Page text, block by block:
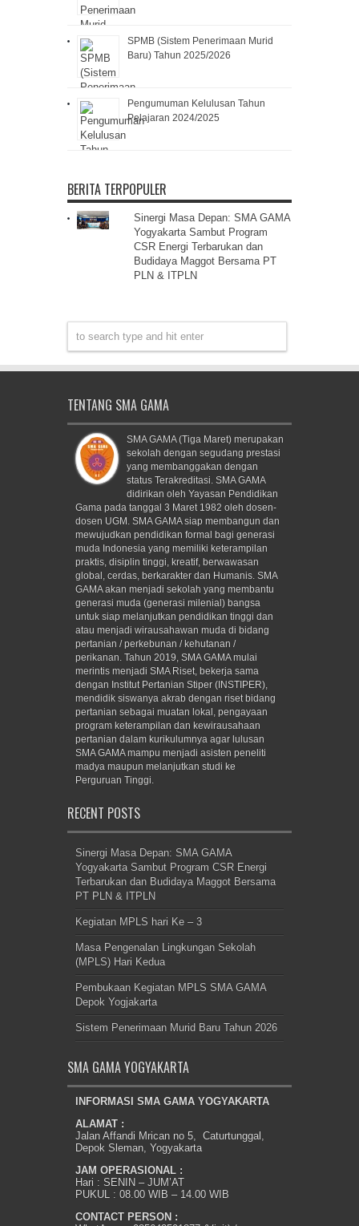
SPMB (Sistem Penerimaan Murid
Baru) Tahun 2025/2026
Pengumuman Kelulusan Tahun
Pelajaran 2024/2025
BERITA TERPOPULER
Sinergi Masa Depan: SMA GAMA
Yogyakarta Sambut Program
CSR Energi Terbarukan dan
Budidaya Maggot Bersama PT
PLN & ITPLN
TENTANG SMA GAMA
SMA GAMA (Tiga Maret) merupakan
sekolah dengan segudang prestasi
yang membanggakan dengan
status Terakreditasi. SMA GAMA
didirikan oleh Yayasan Pendidikan
Gama pada tanggal 3 Maret 1982 oleh dosen-
dosen UGM. SMA GAMA siap membangun dan
mewujudkan pendidikan formal bagi generasi
muda Indonesia yang memiliki keterampilan
praktis, disiplin tinggi, kreatif, berwawasan
global, cerdas, berkarakter dan Humanis. SMA
GAMA akan menjadi sekolah yang membantu
generasi muda (generasi milenial) bangsa
untuk siap melanjutkan pendidikan tinggi dan
atau menjadi wirausahawan muda di bidang
pertanian / perkebunan / kehutanan /
perikanan. Tahun 2019, SMA GAMA mulai
merintis menjadi SMA Riset, bekerja sama
dengan Institut Pertanian Stiper (INSTIPER),
mendidik siswanya akrab dengan riset bidang
pertanian sebagai muatan lokal, pengayaan
program keterampilan dan kewirausahaan
pertanian dalam kurikulumnya agar lulusan
SMA GAMA mampu menjadi asisten peneliti
madya maupun melanjutkan studi ke
Perguruan Tinggi.
RECENT POSTS
Sinergi Masa Depan: SMA GAMA
Yogyakarta Sambut Program CSR Energi
Terbarukan dan Budidaya Maggot Bersama
PT PLN & ITPLN
Kegiatan MPLS hari Ke – 3
Masa Pengenalan Lingkungan Sekolah
(MPLS) Hari Kedua
Pembukaan Kegiatan MPLS SMA GAMA
Depok Yogjakarta
Sistem Penerimaan Murid Baru Tahun 2026
SMA GAMA YOGYAKARTA
INFORMASI SMA GAMA YOGYAKARTA
ALAMAT :
Jalan Affandi Mrican no 5, Caturtunggal,
Depok Sleman, Yogyakarta
JAM OPERASIONAL :
Hari : SENIN – JUM’AT
PUKUL : 08.00 WIB – 14.00 WIB
CONTACT PERSON :